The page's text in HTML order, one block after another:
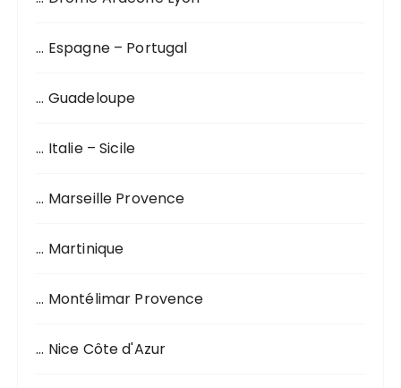
… Espagne – Portugal
… Guadeloupe
… Italie – Sicile
… Marseille Provence
… Martinique
… Montélimar Provence
… Nice Côte d'Azur